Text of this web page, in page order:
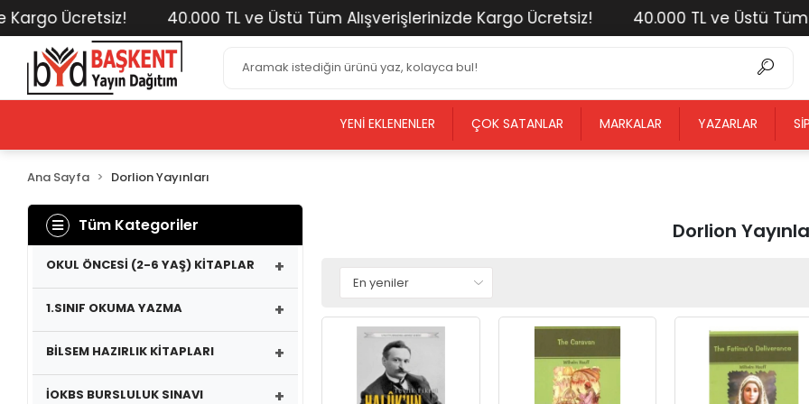
40.000 TL ve Üstü Tüm Alışverişlerinizde Kargo Ücretsiz! 40.000 TL ve Üstü Tüm
YENI EKLENENLER ÇOK SATANLAR MARKALAR YAZARLAR
Ana Sayfa Dorlion Yayınları
Tüm Kategoriler
OKUL ÖNCESİ (2-6 YAŞ) KİTAPLAR +
1.SINIF OKUMA YAZMA +
BİLSEM HAZIRLIK KİTAPLARI +
İOKBS BURSLULUK SINAVI +
Dorlion